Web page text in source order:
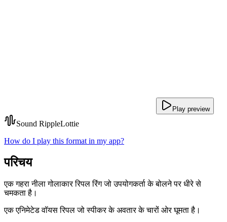
Play preview
Sound RippleLottie
How do I play this format in my app?
परिचय
एक गहरा नीला गोलाकार रिपल रिंग जो उपयोगकर्ता के बोलने पर धीरे से
चमकता है।
एक एनिमेटेड वॉयस रिपल जो स्पीकर के अवतार के चारों ओर घूमता है।